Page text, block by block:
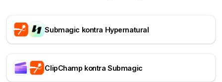
Submagic kontra Hypernatural
ClipChamp kontra Submagic